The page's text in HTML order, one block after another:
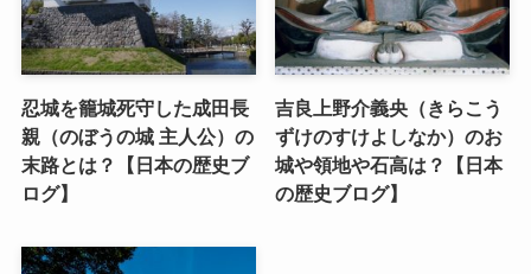
忍城を籠城死守した成田長
親（のぼうの城 主人公）の
末路とは？【日本の歴史ブ
ログ】
吉良上野介義央（きらこう
ずけのすけよしなか）のお
城や領地や石高は？【日本
の歴史ブログ】